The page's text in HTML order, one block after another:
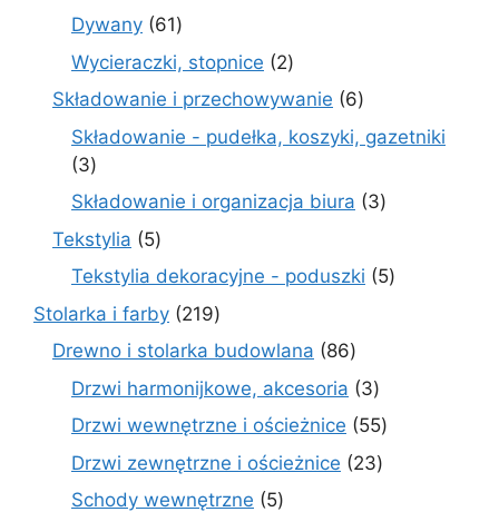
produkty
Dywany 6161
produktów
Wycieraczki, stopnice 22
produkty
Składowanie i przechowywanie 66
produktów
Składowanie - pudełka, koszyki, gazetniki
33
produkty
Składowanie i organizacja biura 33
Tekstylia 55
produktów
Tekstylia dekoracyjne - poduszki 55
Stolarka i farby 219219
produktów
Drewno i stolarka budowlana 8686
produktów
Drzwi harmonijkowe, akcesoria 33
produkty
Drzwi wewnętrzne i ościeżnice 5555
produktów
Drzwi zewnętrzne i ościeżnice 2323
Schody wewnętrzne 55